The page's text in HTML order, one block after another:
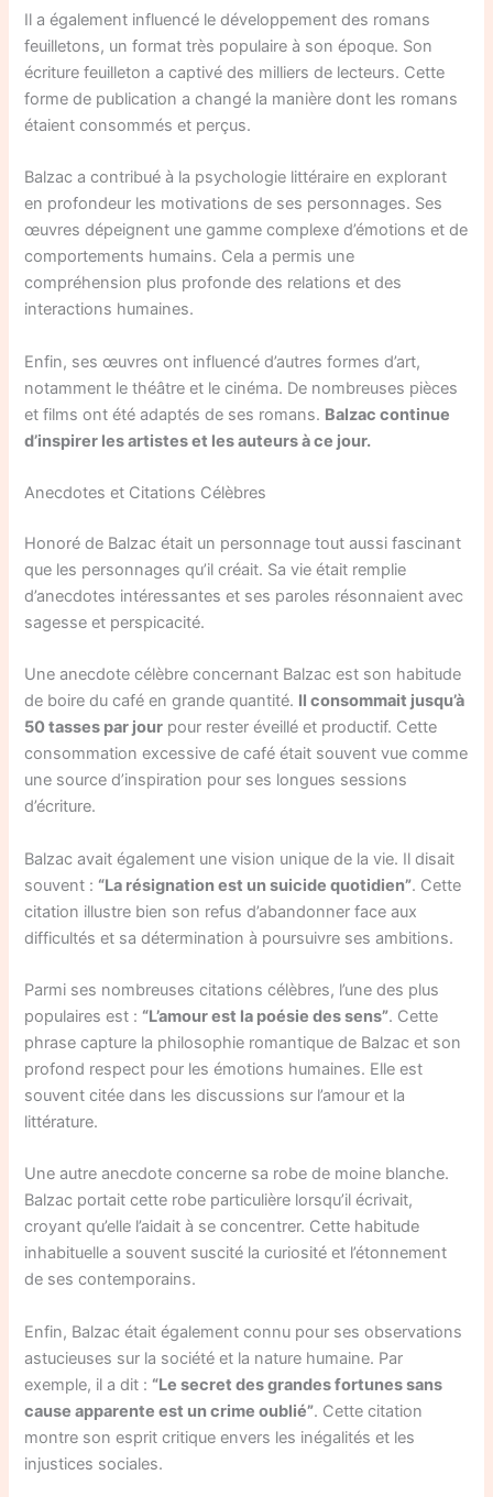
Il a également influencé le développement des romans
feuilletons, un format très populaire à son époque. Son
écriture feuilleton a captivé des milliers de lecteurs. Cette
forme de publication a changé la manière dont les romans
étaient consommés et perçus.
Balzac a contribué à la psychologie littéraire en explorant
en profondeur les motivations de ses personnages. Ses
œuvres dépeignent une gamme complexe d’émotions et de
comportements humains. Cela a permis une
compréhension plus profonde des relations et des
interactions humaines.
Enfin, ses œuvres ont influencé d’autres formes d’art,
notamment le théâtre et le cinéma. De nombreuses pièces
et films ont été adaptés de ses romans. Balzac continue
d’inspirer les artistes et les auteurs à ce jour.
Anecdotes et Citations Célèbres
Honoré de Balzac était un personnage tout aussi fascinant
que les personnages qu’il créait. Sa vie était remplie
d’anecdotes intéressantes et ses paroles résonnaient avec
sagesse et perspicacité.
Une anecdote célèbre concernant Balzac est son habitude
de boire du café en grande quantité. Il consommait jusqu’à
50 tasses par jour pour rester éveillé et productif. Cette
consommation excessive de café était souvent vue comme
une source d’inspiration pour ses longues sessions
d’écriture.
Balzac avait également une vision unique de la vie. Il disait
souvent : “La résignation est un suicide quotidien”. Cette
citation illustre bien son refus d’abandonner face aux
difficultés et sa détermination à poursuivre ses ambitions.
Parmi ses nombreuses citations célèbres, l’une des plus
populaires est : “L’amour est la poésie des sens”. Cette
phrase capture la philosophie romantique de Balzac et son
profond respect pour les émotions humaines. Elle est
souvent citée dans les discussions sur l’amour et la
littérature.
Une autre anecdote concerne sa robe de moine blanche.
Balzac portait cette robe particulière lorsqu’il écrivait,
croyant qu’elle l’aidait à se concentrer. Cette habitude
inhabituelle a souvent suscité la curiosité et l’étonnement
de ses contemporains.
Enfin, Balzac était également connu pour ses observations
astucieuses sur la société et la nature humaine. Par
exemple, il a dit : “Le secret des grandes fortunes sans
cause apparente est un crime oublié”. Cette citation
montre son esprit critique envers les inégalités et les
injustices sociales.